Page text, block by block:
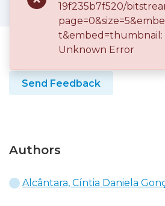
http://hdl.handle.net/10400.26/58159
Send Feedback
Authors
Alcântara, Cíntia Daniela
19f235b7f520/
t&embed=thumbnail:
Unknown Error